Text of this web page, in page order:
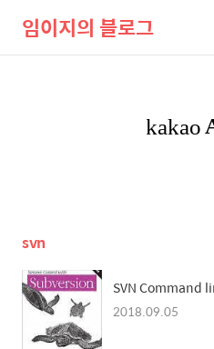
임이지의 블로그
svn
SVN Command
2018.09.05